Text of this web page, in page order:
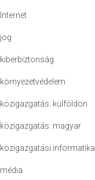
Internet
jog
kiberbiztonság
környezetvédelem
közigazgatás: külföldön
közigazgatás: magyar
közigazgatási informatika
média